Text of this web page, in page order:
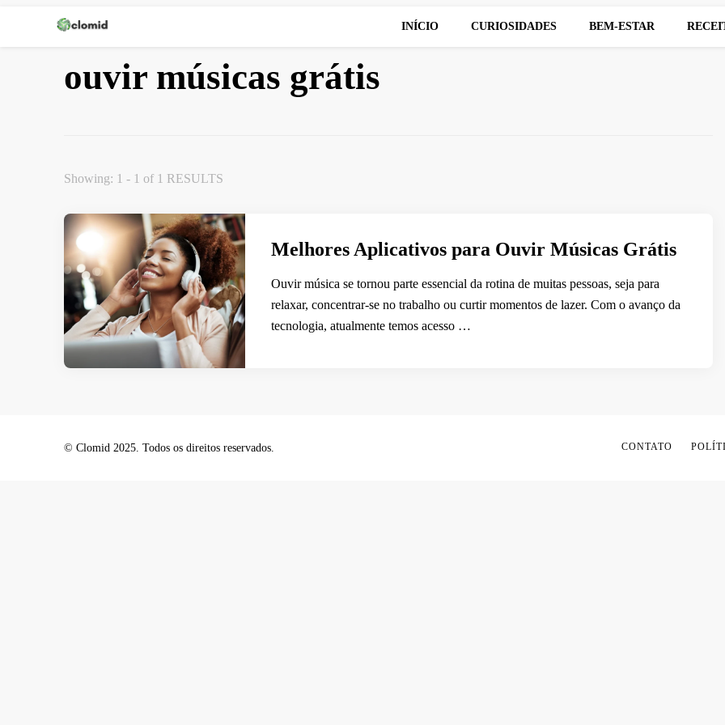
Clomid
INÍCIO CURIOSIDADES BEM-ESTAR
ouvir músicas grátis
Showing: 1 - 1 of 1 RESULTS
Melhores Aplicativos para Ouvir Músicas Grátis
Ouvir música se tornou parte essencial da rotina de muitas pessoas, seja para
relaxar, concentrar-se no trabalho ou curtir momentos de lazer. Com o avanço da
tecnologia, atualmente temos acesso …
© Clomid 2025. Todos os direitos reservados. CONTATO